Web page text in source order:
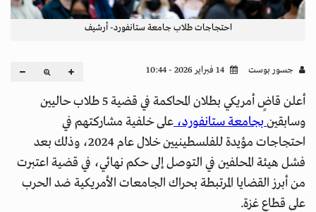
احتجاجات طلاب جامعة ستانفورد- أرشيف
جسور بوست
أعلن قاضٍ أمريكي بطلان المحاكمة في قضية 5 طلاب حاليين
وسابقينبجامعة ستانفورد،على خلفية مشاركتهم في
احتجاجات مؤيدة للفلسطينيين خلال عام 2024، وذلك بعد
فشل هيئة المحلفين في التوصل إلى حكم نهائي، في قضية اعتبرت
من أبرز القضايا المرتبطة بحراك الجامعات الأمريكية ضد الحرب
على قطاع غزة.